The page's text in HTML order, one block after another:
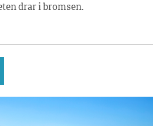
drar i bromsen.